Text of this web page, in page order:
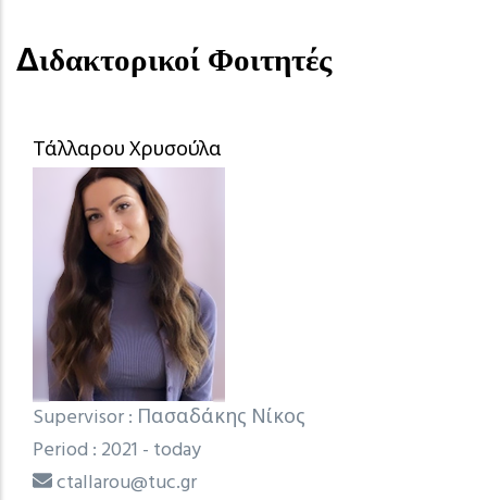
Διδακτορικοί Φοιτητές
Τάλλαρου Χρυσούλα
Supervisor : Πασαδάκης Νίκος
Period : 2021 - today
ctallarou@tuc.gr